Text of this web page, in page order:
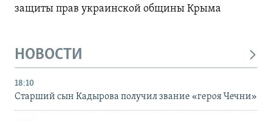
защиты прав украинской общины Крыма
НОВОСТИ
18:10
Старший сын Кадырова получил звание «героя Чечни»